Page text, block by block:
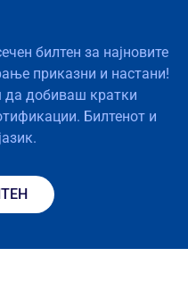
билтен за најновите
приказни и настани!
добиваш кратки
Билтенот и